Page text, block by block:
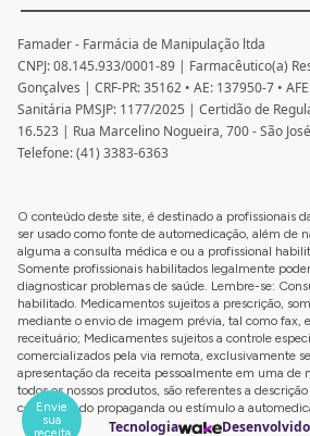
Famader - Farmácia de Manipulação ltda
CNPJ: 08.145.933/0001-89 | Farmacêutico(a)
Gonçalves | CRF-PR: 35162 • AE: 137950-7 •
Sanitária PMSJP: 1177/2025 | Certidão de
16.523 | Rua Marcelino Nogueira, 700 - São
Telefone: (41) 3383-6363
O conteúdo deste site, é destinado a profissionais
ser usado como fonte de automedicação, além de
alguma a consulta médica e ou a profissional
Somente profissionais habilitados legalmente
diagnosticar problemas de saúde. Lembre-se:
habilitado. Medicamentos sujeitos a prescrição,
mediante o envio de imagem prévia, tal como fax,
receituário; Medicamentes sujeitos a controle
comercializados pela via remota, exclusivamente
apresentação da receita pessoalmente em uma de
todos os nossos produtos, são referentes a
configurando propaganda ou estímulo a
Tecnologia
Envie
sua
receita